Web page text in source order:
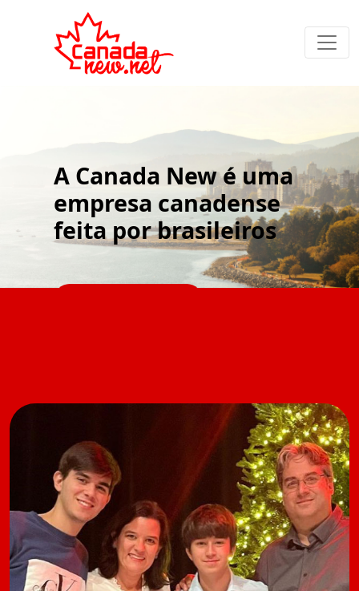
A Canada New é uma
empresa canadense
feita por brasileiros